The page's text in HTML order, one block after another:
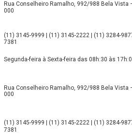
Rua Conselheiro Ramalho, 992/988 Bela Vista
000
(11) 3145-9999 | (11) 3145-2222 | (11) 3284-
7381
Segunda-feira à Sexta-feira das 08h:30 às
Rua Conselheiro Ramalho, 992/988 Bela Vista
000
(11) 3145-9999 | (11) 3145-2222 | (11) 3284-
7381